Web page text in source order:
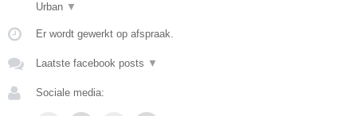
Urban ▼
Er wordt gewerkt op afspraak.
Laatste facebook posts ▼
Sociale media: